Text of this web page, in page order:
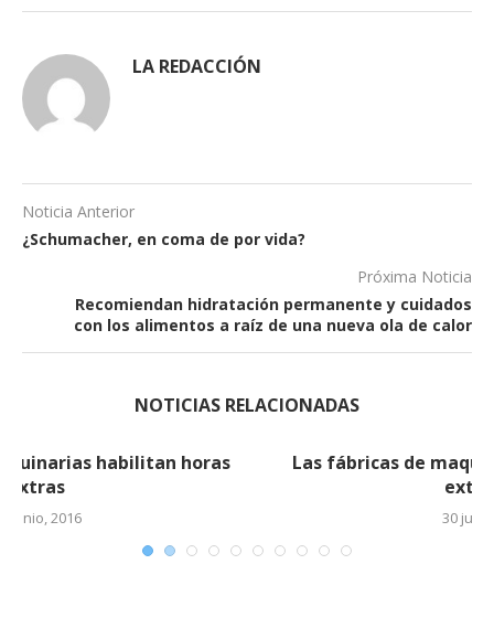
LA REDACCIÓN
Noticia Anterior
¿Schumacher, en coma de por vida?
Próxima Noticia
Recomiendan hidratación permanente y cuidados
con los alimentos a raíz de una nueva ola de calor
NOTICIAS RELACIONADAS
Las fábricas de maquinarias habilitan horas